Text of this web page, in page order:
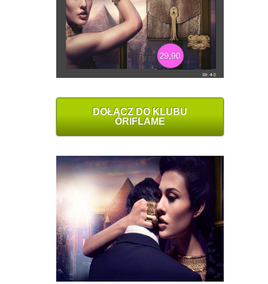
DOŁĄCZ DO KLUBU
ORIFLAME